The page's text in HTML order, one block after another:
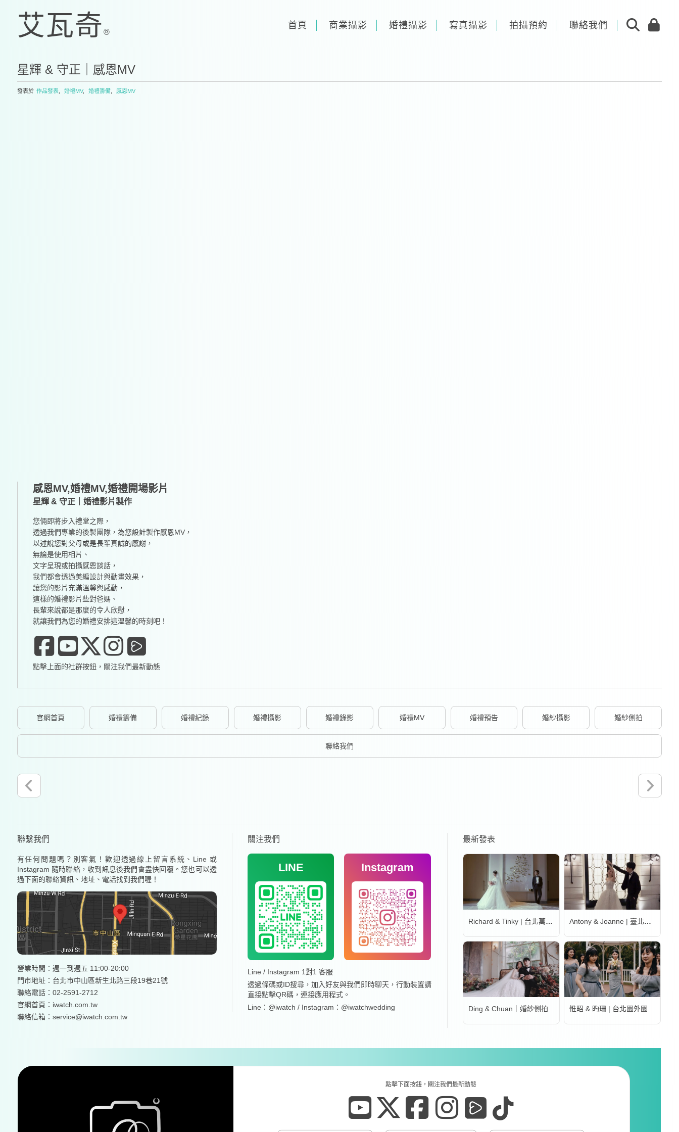
首頁 商業攝影 婚禮攝影 寫真攝影 拍攝預約 聯絡我們
星輝 & 守正｜感恩MV
發表於 作品發表, 婚禮MV, 婚禮籌備, 感恩MV
感恩MV,婚禮MV,婚禮開場影片
星輝 & 守正｜婚禮影片製作
您倆即將步入禮堂之際，
透過我們專業的後製團隊，為您設計製作感恩MV，
以述說您對父母或是長輩真誠的感謝，
無論是使用相片、
文字呈現或拍攝感恩談話，
我們都會透過美編設計與動畫效果，
讓您的影片充滿溫馨與感動，
這樣的婚禮影片些對爸媽、
長輩來說都是那麼的令人欣慰，
就讓我們為您的婚禮安排這溫馨的時刻吧！
點擊上面的社群按鈕，關注我們最新動態
官網首頁 婚禮籌備 婚禮紀錄 婚禮攝影 婚禮錄影 婚禮MV 婚禮預告 婚紗攝影 婚紗側拍
聯絡我們
聯繫我們
有任何問題嗎？別客氣！歡迎透過線上留言系統、Line 或
Instagram 隨時聯絡，收到訊息後我們會盡快回覆。您也可以透
過下面的聯絡資訊、地址、電話找到我們喔！
營業時間：週一到週五 11:00-20:00
門市地址：台北市中山區新生北路三段19巷21號
聯絡電話：02-2591-2712
官網首頁： iwatch.com.tw
聯絡信箱：service@iwatch.com.tw
關注我們
LINE Instagram
Line / Instagram 1對1 客服
透過條碼或ID搜尋，加入好友與我們即時聊天，行動裝置請
直接點擊QR碼，連接應用程式。
Line：@iwatch / Instagram：@iwatchwedding
最新發表
Richard & Tinky | 台北萬豪酒店 Antony & Joanne | 臺北文華東方酒店
Ding & Chuan｜婚紗側拍 惟昭 & 昀珊 | 台北園外園
點擊下面按鈕，關注我們最新動態